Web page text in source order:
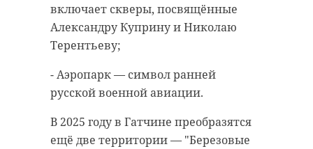
включает скверы, посвящённые
Александру Куприну и Николаю
Терентьеву;
- Аэропарк — символ ранней
русской военной авиации.
В 2025 году в Гатчине преобразятся
ещё две территории — "Березовые